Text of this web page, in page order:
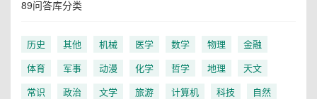
89问答库分类
历史 其他 机械 医学 数学 物理
金融
体育
军事 动漫 化学 哲学 地理
天文
常识
政治 文学 旅游 计算机 科技
自然